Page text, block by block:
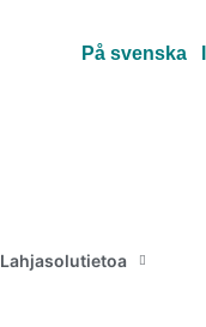
På svenska
Lahjasolutietoa